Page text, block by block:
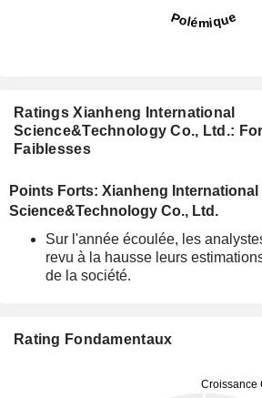
Ratings Xianheng International
Science&Technology Co., Ltd.:
Faiblesses
Points Forts: Xianheng International
Science&Technology Co., Ltd.
Sur l'année écoulée, les
revu à la hausse leurs
de la société.
Rating Fondamentaux